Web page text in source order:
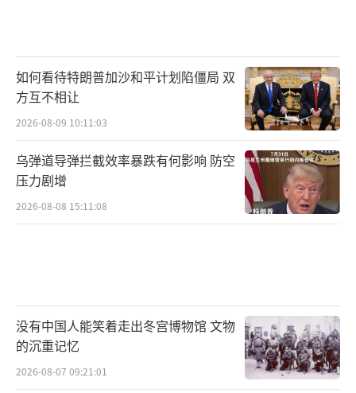
如何看待特朗普加沙和平计划陷僵局 双
方互不相让
2026-08-09 10:11:03
乌弹道导弹拦截效率暴跌有何影响 防空
压力剧增
2026-08-08 15:11:08
没有中国人能笑着走出冬宫博物馆 文物
的沉重记忆
2026-08-07 09:21:01